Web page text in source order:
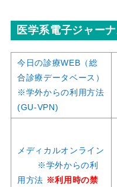
医学系電子ジャー
今日の診療WEB（総
合診療データベース）
※学外からの利用方法
(GU-VPN)
メディカルオンライン
※学外からの利
用方法 ※利用時の禁